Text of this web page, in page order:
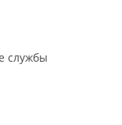
службы